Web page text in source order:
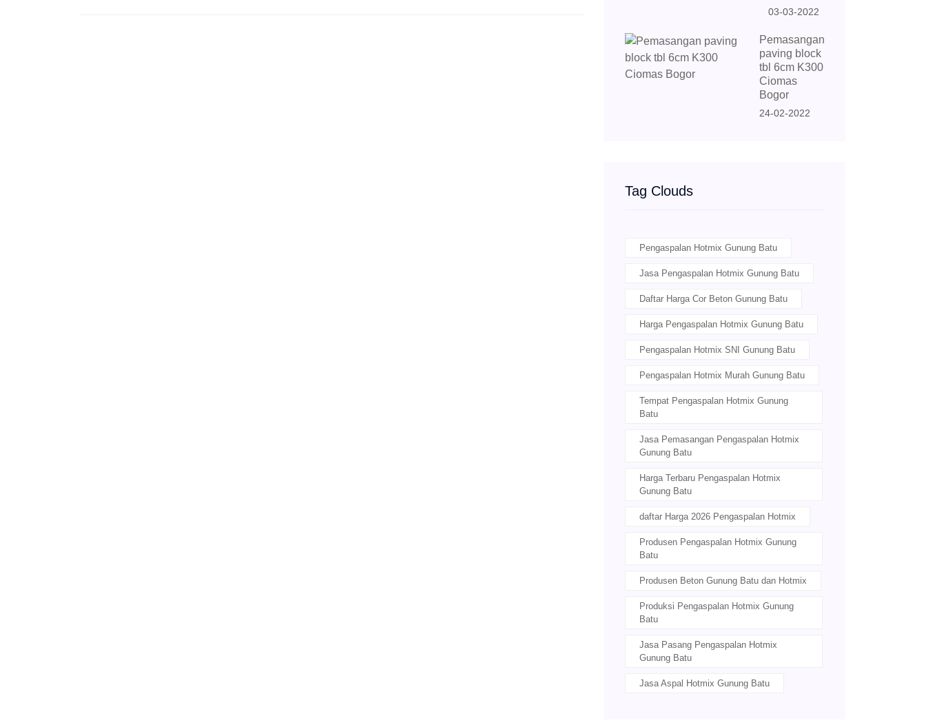
03-03-2022
Pemasangan
paving block
tbl 6cm K300
Ciomas
Bogor
24-02-2022
Tag Clouds
Pengaspalan Hotmix Gunung Batu
Jasa Pengaspalan Hotmix Gunung Batu
Daftar Harga Cor Beton Gunung Batu
Harga Pengaspalan Hotmix Gunung Batu
Pengaspalan Hotmix SNI Gunung Batu
Pengaspalan Hotmix Murah Gunung Batu
Tempat Pengaspalan Hotmix Gunung
Batu
Jasa Pemasangan Pengaspalan Hotmix
Gunung Batu
Harga Terbaru Pengaspalan Hotmix
Gunung Batu
daftar Harga 2026 Pengaspalan Hotmix
Produsen Pengaspalan Hotmix Gunung
Batu
Produsen Beton Gunung Batu dan Hotmix
Produksi Pengaspalan Hotmix Gunung
Batu
Jasa Pasang Pengaspalan Hotmix
Gunung Batu
Jasa Aspal Hotmix Gunung Batu